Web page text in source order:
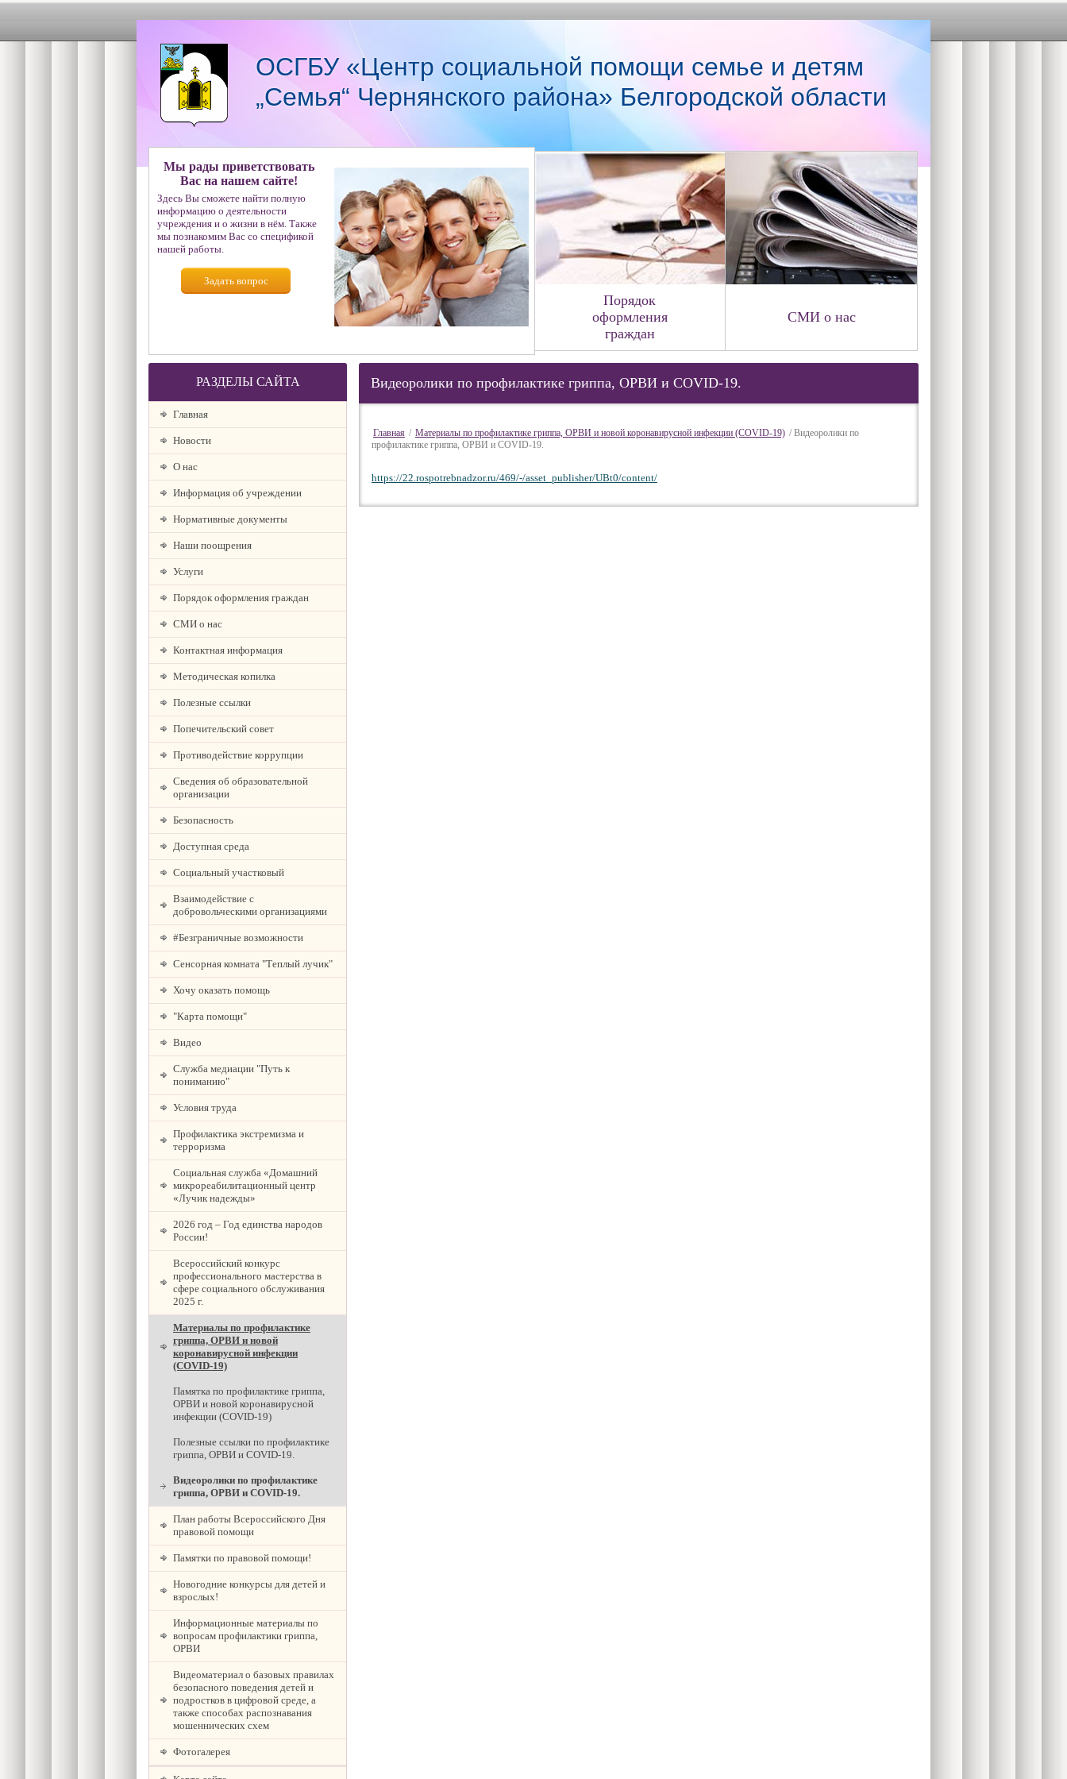
ОСГБУ «Центр социальной помощи семье и детям
„Семья“ Чернянского района» Белгородской области
Мы рады приветствовать
Вас на нашем сайте!
Здесь Вы сможете найти полную
информацию о деятельности
учреждения и о жизни в нём. Также
мы познакомим Вас со спецификой
нашей работы.
Задать вопрос
Порядок
оформления
граждан
СМИ о нас
РАЗДЕЛЫ САЙТА
Главная
Новости
О наc
Информация об учреждении
Нормативные документы
Наши поощрения
Услуги
Порядок оформления граждан
СМИ о нас
Контактная информация
Методическая копилка
Полезные ссылки
Попечительский совет
Противодействие коррупции
Сведения об образовательной
организации
Безопасность
Доступная среда
Социальный участковый
Взаимодействие с
добровольческими организациями
#Безграничные возможности
Сенсорная комната "Теплый лучик"
Хочу оказать помощь
"Карта помощи"
Видео
Служба медиации "Путь к
пониманию"
Условия труда
Профилактика экстремизма и
терроризма
Социальная служба «Домашний
микрореабилитационный центр
«Лучик надежды»
2026 год – Год единства народов
России!
Всероссийский конкурс
профессионального мастерства в
сфере социального обслуживания
2025 г.
Материалы по профилактике
гриппа, ОРВИ и новой
коронавирусной инфекции
(COVID-19)
Памятка по профилактике гриппа,
ОРВИ и новой коронавирусной
инфекции (COVID-19)
Полезные ссылки по профилактике
гриппа, ОРВИ и COVID-19.
Видеоролики по профилактике
гриппа, ОРВИ и COVID-19.
План работы Всероссийского Дня
правовой помощи
Памятки по правовой помощи!
Новогодние конкурсы для детей и
взрослых!
Информационные материалы по
вопросам профилактики гриппа,
ОРВИ
Видеоматериал о базовых правилах
безопасного поведения детей и
подростков в цифровой среде, а
также способах распознавания
мошеннических схем
Фотогалерея
Видеоролики по профилактике гриппа, ОРВИ и COVID-19.
Главная / Материалы по профилактике гриппа, ОРВИ и новой коронавирусной инфекции (COVID-19) / Видеоролики по
профилактике гриппа, ОРВИ и COVID-19.
https://22.rospotrebnadzor.ru/469/-/asset_publisher/UBt0/content/